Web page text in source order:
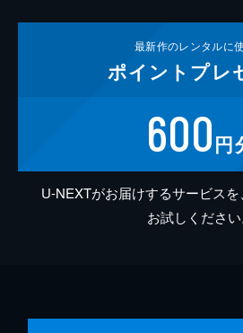
最新作のレンタルに
ポイント プレ
600円
U-NEXTがお届けするサービス
お試しください